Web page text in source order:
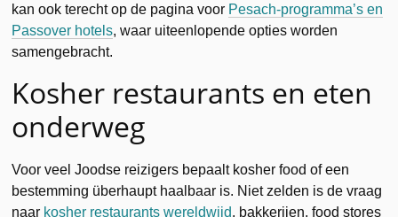
kan ook terecht op de pagina voor Pesach-programma’s en
Passover hotels, waar uiteenlopende opties worden
samengebracht.
Kosher restaurants en eten
onderweg
Voor veel Joodse reizigers bepaalt kosher food of een
bestemming überhaupt haalbaar is. Niet zelden is de vraag
naar kosher restaurants wereldwijd, bakkerijen, food stores